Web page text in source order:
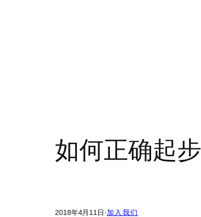
如何正确起步
2018年4月11日·加入我们